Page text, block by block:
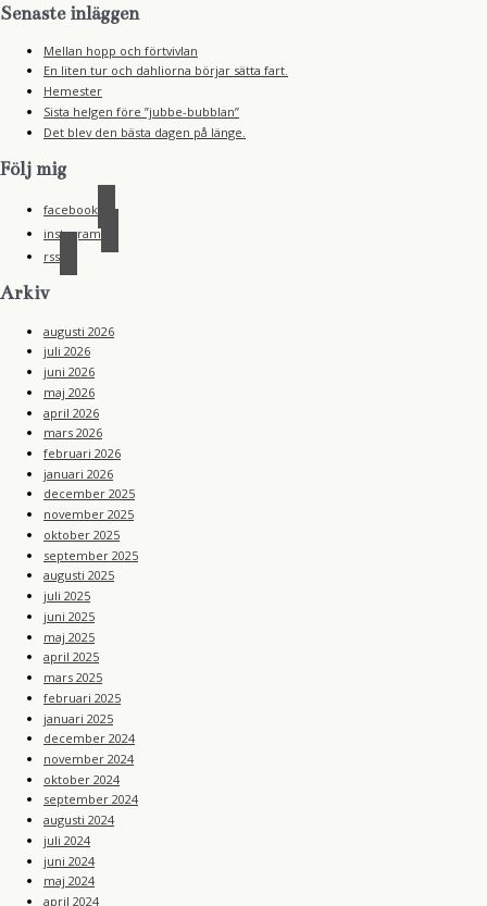
Senaste inläggen
Mellan hopp och förtvivlan
En liten tur och dahliorna börjar sätta fart.
Hemester
Sista helgen före ”jubbe-bubblan”
Det blev den bästa dagen på länge.
Följ mig
facebook
instagram
rss
Arkiv
augusti 2026
juli 2026
juni 2026
maj 2026
april 2026
mars 2026
februari 2026
januari 2026
december 2025
november 2025
oktober 2025
september 2025
augusti 2025
juli 2025
juni 2025
maj 2025
april 2025
mars 2025
februari 2025
januari 2025
december 2024
november 2024
oktober 2024
september 2024
augusti 2024
juli 2024
juni 2024
maj 2024
april 2024